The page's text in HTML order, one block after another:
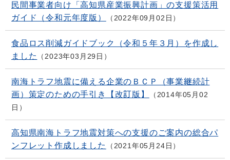
民間事業者向け「高知県産業振興計画」の支援策活用
ガイド（令和元年度版）
2022年09月02日
食品ロス削減ガイドブック（令和５年３月）を作成し
ました
2023年03月29日
南海トラフ地震に備える企業のＢＣＰ（事業継続計
画）策定のための手引き【改訂版】
2014年05月02
日
高知県南海トラフ地震対策への支援のご案内の総合パ
ンフレット作成しました
2021年05月24日